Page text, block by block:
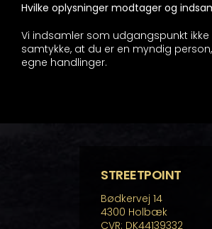
Hvilke oplysninger modtager og
Vi indsamler som udgangspunkt
samtykke, at du er en myndig
egne handlinger.
STREETPOINT
Bødkervej 14
4300 Holbæk
CVR: DK44139332